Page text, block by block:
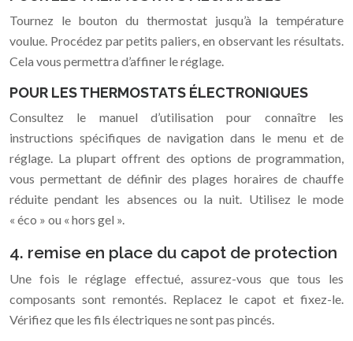
Tournez le bouton du thermostat jusqu’à la température
voulue. Procédez par petits paliers, en observant les résultats.
Cela vous permettra d’affiner le réglage.
POUR LES THERMOSTATS ÉLECTRONIQUES
Consultez le manuel d’utilisation pour connaître les
instructions spécifiques de navigation dans le menu et de
réglage. La plupart offrent des options de programmation,
vous permettant de définir des plages horaires de chauffe
réduite pendant les absences ou la nuit. Utilisez le mode
« éco » ou « hors gel ».
4. remise en place du capot de protection
Une fois le réglage effectué, assurez-vous que tous les
composants sont remontés. Replacez le capot et fixez-le.
Vérifiez que les fils électriques ne sont pas pincés.